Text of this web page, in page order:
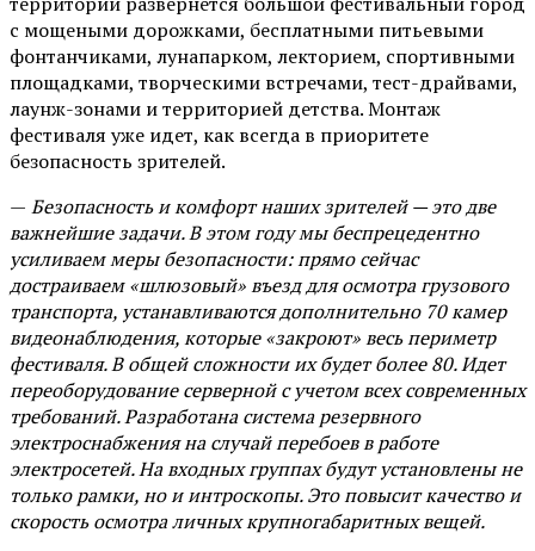
с мощеными дорожками, бесплатными питьевыми
фонтанчиками, лунапарком, лекторием, спортивными
площадками, творческими встречами, тест-драйвами,
лаунж-зонами и территорией детства. Монтаж
фестиваля уже идет, как всегда в приоритете
безопасность зрителей.
— Безопасность и комфорт наших зрителей — это две
важнейшие задачи. В этом году мы беспрецедентно
усиливаем меры безопасности: прямо сейчас
достраиваем «шлюзовый» въезд для осмотра грузового
транспорта, устанавливаются дополнительно 70 камер
видеонаблюдения, которые «закроют» весь периметр
фестиваля. В общей сложности их будет более 80. Идет
переоборудование серверной с учетом всех современных
требований. Разработана система резервного
электроснабжения на случай перебоев в работе
электросетей. На входных группах будут установлены не
только рамки, но и интроскопы. Это повысит качество и
скорость осмотра личных крупногабаритных вещей.